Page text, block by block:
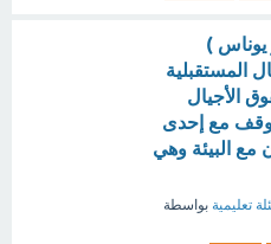
یوناس )
المستقبلية
الأجيال
مع إحدى
مع البيئة وهي
تعليمية بواسطة